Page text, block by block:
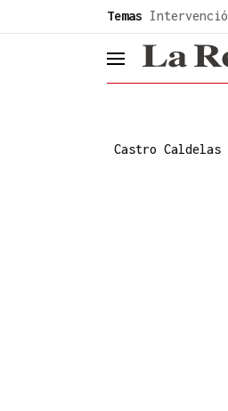
Temas
header.menu.open
Castro Caldelas